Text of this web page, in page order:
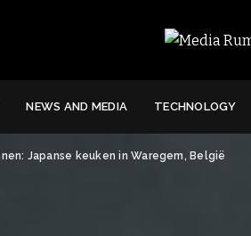
NEWS AND MEDIA TECHNOLOGY
Japanse keuken in Waregem, België